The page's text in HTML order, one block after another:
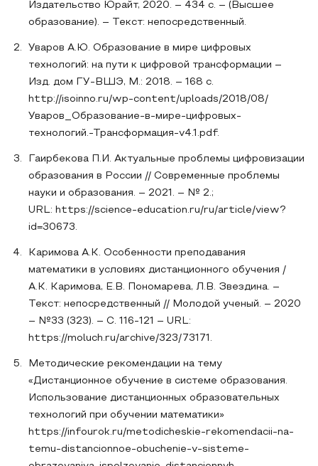
Издательство Юрайт, 2020. – 434 с. – (Высшее
образование). – Текст: непосредственный.
Уваров А.Ю. Образование в мире цифровых
технологий: на пути к цифровой трансформации –
Изд. дом ГУ-ВШЭ, М.: 2018. – 168 с.
http://isoinno.ru/wp-content/uploads/2018/08/
Уваров_Образование-в-мире-цифровых-
технологий.-Трансформация-v4.1.pdf.
Гаирбекова П.И. Актуальные проблемы цифровизации
образования в России // Современные проблемы
науки и образования. – 2021. – № 2.;
URL: https://science-education.ru/ru/article/view?
id=30673.
Каримова А.К. Особенности преподавания
математики в условиях дистанционного обучения /
А.К. Каримова, Е.В. Пономарева, Л.В. Звездина. –
Текст: непосредственный // Молодой ученый. – 2020
– №33 (323). – С. 116-121 – URL:
https://moluch.ru/archive/323/73171.
Методические рекомендации на тему
«Дистанционное обучение в системе образования.
Использование дистанционных образовательных
технологий при обучении математики»
https://infourok.ru/metodicheskie-rekomendacii-na-
temu-distancionnoe-obuchenie-v-sisteme-